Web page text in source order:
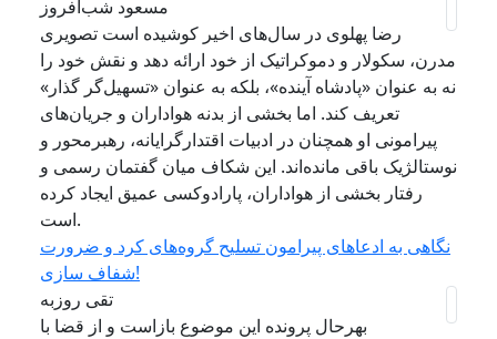
مسعود شب‌افروز
رضا پهلوی در سال‌های اخیر کوشیده است تصویری
مدرن، سکولار و دموکراتیک از خود ارائه دهد و نقش خود را
نه به عنوان «پادشاه آینده»، بلکه به عنوان «تسهیل‌گر گذار»
تعریف کند. اما بخشی از بدنه هواداران و جریان‌های
پیرامونی او همچنان در ادبیات اقتدارگرایانه، رهبرمحور و
نوستالژیک باقی مانده‌اند. این شکاف میان گفتمان رسمی و
رفتار بخشی از هواداران، پارادوکسی عمیق ایجاد کرده
است.
نگاهی به ‌ادعاهای پیرامون تسلیح گروه‌های کرد و ضرورت
شفاف سازی!
تقی روزبه
بهرحال پرونده این موضوع بازاست و از قضا با